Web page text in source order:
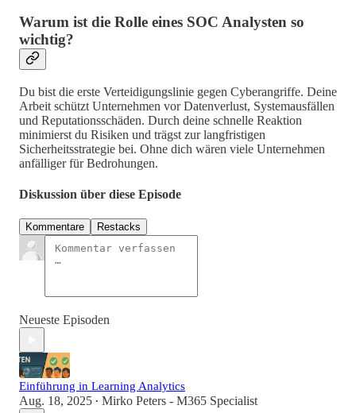
Warum ist die Rolle eines SOC Analysten so
wichtig?
Du bist die erste Verteidigungslinie gegen Cyberangriffe. Deine
Arbeit schützt Unternehmen vor Datenverlust, Systemausfällen
und Reputationsschäden. Durch deine schnelle Reaktion
minimierst du Risiken und trägst zur langfristigen
Sicherheitsstrategie bei. Ohne dich wären viele Unternehmen
anfälliger für Bedrohungen.
Diskussion über diese Episode
Kommentare Restacks
Neueste Episoden
Einführung in Learning Analytics
Aug. 18, 2025 • Mirko Peters - M365 Specialist